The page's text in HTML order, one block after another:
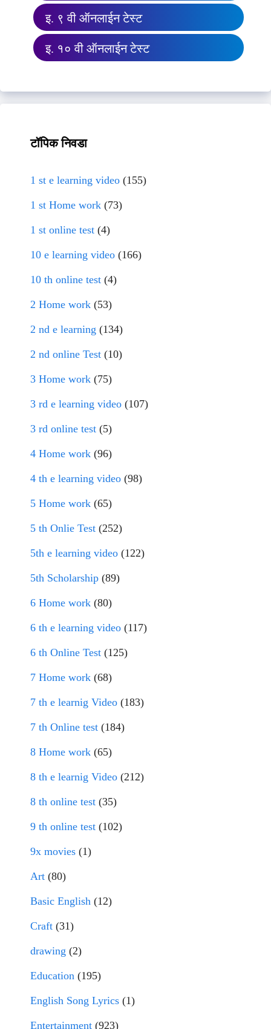
इ. ९ वी ऑनलाईन टेस्ट
इ. १० वी ऑनलाईन टेस्ट
टॉपिक निवडा
1 st e learning video (155)
1 st Home work (73)
1 st online test (4)
10 e learning video (166)
10 th online test (4)
2 Home work (53)
2 nd e learning (134)
2 nd online Test (10)
3 Home work (75)
3 rd e learning video (107)
3 rd online test (5)
4 Home work (96)
4 th e learning video (98)
5 Home work (65)
5 th Onlie Test (252)
5th e learning video (122)
5th Scholarship (89)
6 Home work (80)
6 th e learning video (117)
6 th Online Test (125)
7 Home work (68)
7 th e learnig Video (183)
7 th Online test (184)
8 Home work (65)
8 th e learnig Video (212)
8 th online test (35)
9 th online test (102)
9x movies (1)
Art (80)
Basic English (12)
Craft (31)
drawing (2)
Education (195)
English Song Lyrics (1)
Entertainment (923)